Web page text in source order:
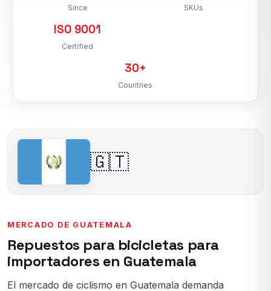
Since SKUs
ISO 9001
Certified
30+
Countries
🇬🇹
MERCADO DE GUATEMALA
Repuestos para bicicletas para
importadores en Guatemala
El mercado de ciclismo en Guatemala demanda